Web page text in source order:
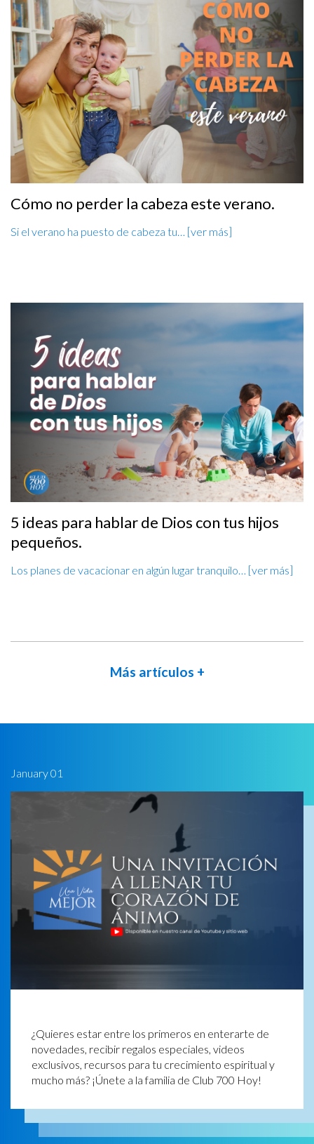
Cómo no perder la cabeza este verano.
Si el verano ha puesto de cabeza tu… [ver más]
5 ideas para hablar de Dios con tus hijos
pequeños.
Los planes de vacacionar en algún lugar tranquilo… [ver más]
Más artículos +
January 01
¿Quieres estar entre los primeros en enterarte de
novedades, recibir regalos especiales, videos
exclusivos, recursos para tu crecimiento espiritual y
mucho más? ¡Únete a la familia de Club 700 Hoy!